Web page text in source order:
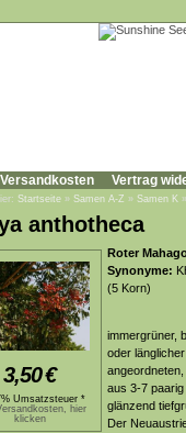
Versandkosten Vertrag
Startseite » Samen A-Z » Samen K
anthotheca
3,50€
Umsatzsteuer *
hier
klicken
Roter
Synonyme:
(5 Korn)
immergrüner,
oder
aus 3-7
glänzend
Der